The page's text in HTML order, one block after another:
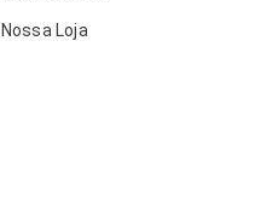
Nossa Loja